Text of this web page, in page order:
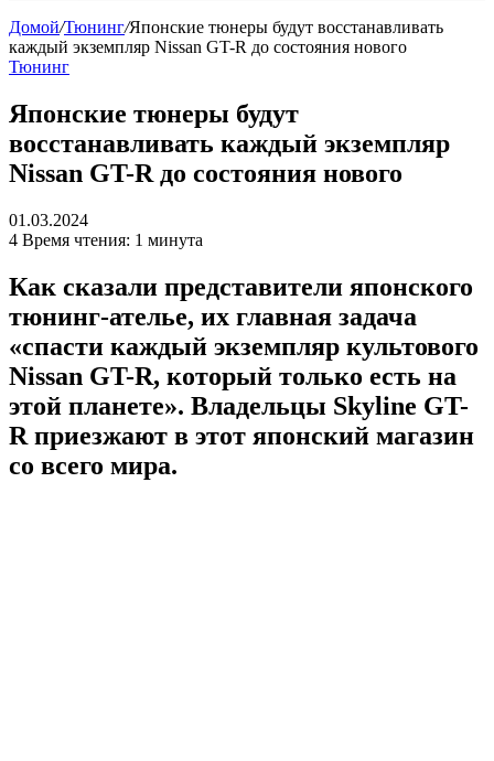
Домой/Тюнинг/Японские тюнеры будут восстанавливать
каждый экземпляр Nissan GT-R до состояния нового
Тюнинг
Японские тюнеры будут
восстанавливать каждый экземпляр
Nissan GT-R до состояния нового
01.03.2024
4 Время чтения: 1 минута
Как сказали представители японского
тюнинг-ателье, их главная задача
«спасти каждый экземпляр культового
Nissan GT-R, который только есть на
этой планете». Владельцы Skyline GT-
R приезжают в этот японский магазин
со всего мира.